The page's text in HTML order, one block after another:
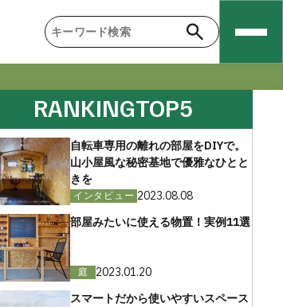
RANKINGTOP5
自転車専用の離れの部屋をDIYで。
山小屋風な秘密基地で優雅なひとと
きを
インタビュー 2023.08.08
部屋みたいに使える物置！実例11選
庭
2023.01.20
スマートだから使いやすいスペース